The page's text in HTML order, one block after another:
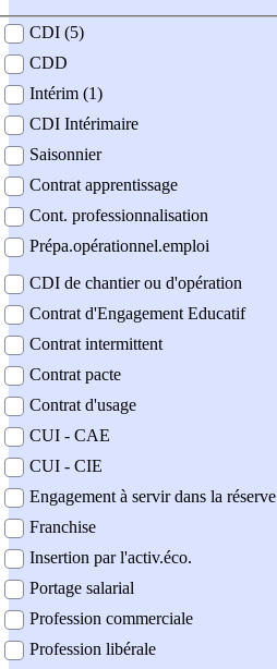
contrat
CDI (5)
CDD
Intérim (1)
CDI Intérimaire
Saisonnier
Contrat apprentissage
Cont. professionnalisation
Prépa.opérationnel.emploi
CDI de chantier ou d'opération
Contrat d'Engagement Educatif
Contrat intermittent
Contrat pacte
Contrat d'usage
CUI - CAE
CUI - CIE
Engagement à servir dans la réserve
Franchise
Insertion par l'activ.éco.
Portage salarial
Profession commerciale
Profession libérale